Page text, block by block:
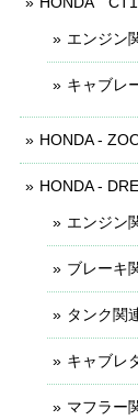
エンジン
キャブレ
HONDA -
HONDA -
エンジン
ブレーキ
タンク関
キャブレ
マフラー